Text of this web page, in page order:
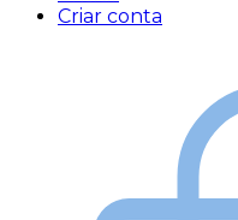
Criar conta